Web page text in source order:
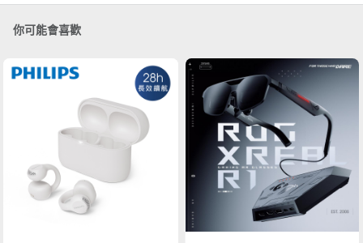
你可能會喜歡